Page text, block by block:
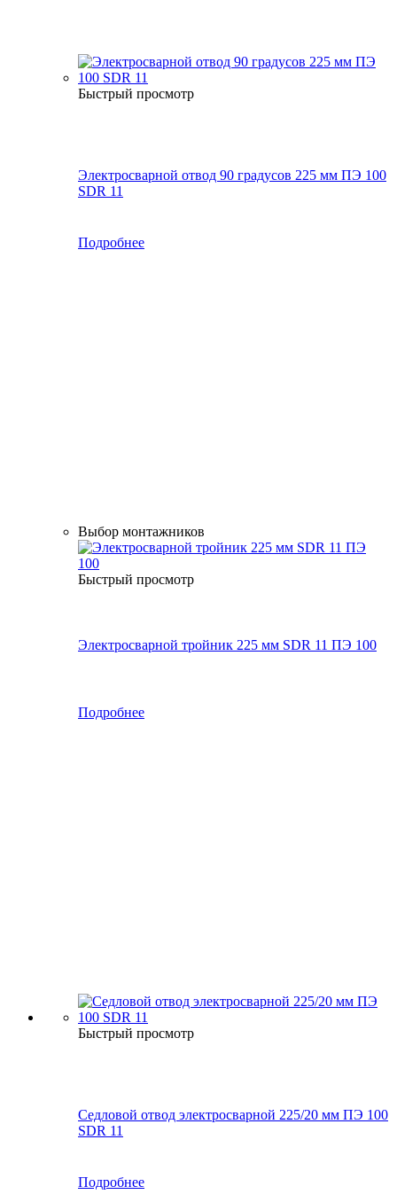
Быстрый просмотр
Электросварной отвод 90 градусов 225 мм ПЭ 100
SDR 11
Подробнее
Выбор монтажников
Быстрый просмотр
Электросварной тройник 225 мм SDR 11 ПЭ 100
Подробнее
Быстрый просмотр
Седловой отвод электросварной 225/20 мм ПЭ 100
SDR 11
Подробнее